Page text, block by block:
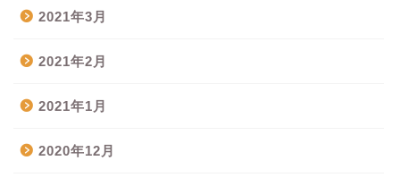
2021年3月
2021年2月
2021年1月
2020年12月